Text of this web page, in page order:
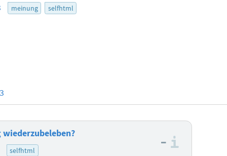
meinung selfhtml
wiederzubeleben?
selfhtml
–